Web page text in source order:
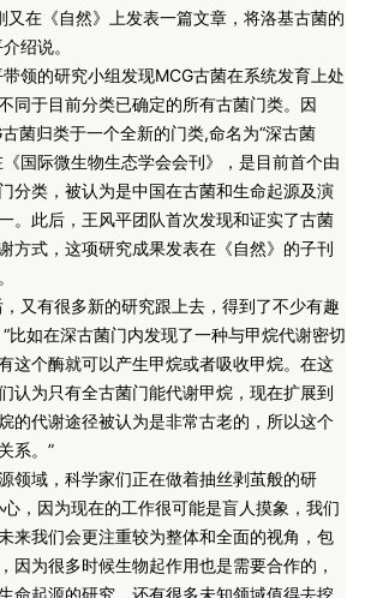
又在《自然》上发表一篇文章，将洛基古菌的
绍说。
领的研究小组发现MCG古菌在系统发育上处
同于目前分类已确定的所有古菌门类。因
菌归类于一个全新的门类,命名为“深古菌
国际微生物生态学会会刊》，是目前首个由
分类，被认为是中国在古菌和生命起源及演
。此后，王风平团队首次发现和证实了古菌
方式，这项研究成果发表在《自然》的子刊
又有很多新的研究跟上去，得到了不少有趣
比如在深古菌门内发现了一种与甲烷代谢密切
这个酶就可以产生甲烷或者吸收甲烷。在这
认为只有全古菌门能代谢甲烷，现在扩展到
的代谢途径被认为是非常古老的，所以这个
系。”
领域，科学家们正在做着抽丝剥茧般的研
，因为现在的工作很可能是盲人摸象，我们
来我们会更注重较为整体和全面的视角，包
因为很多时候生物起作用也是需要合作的，
命起源的研究，还有很多未知领域值得去挖